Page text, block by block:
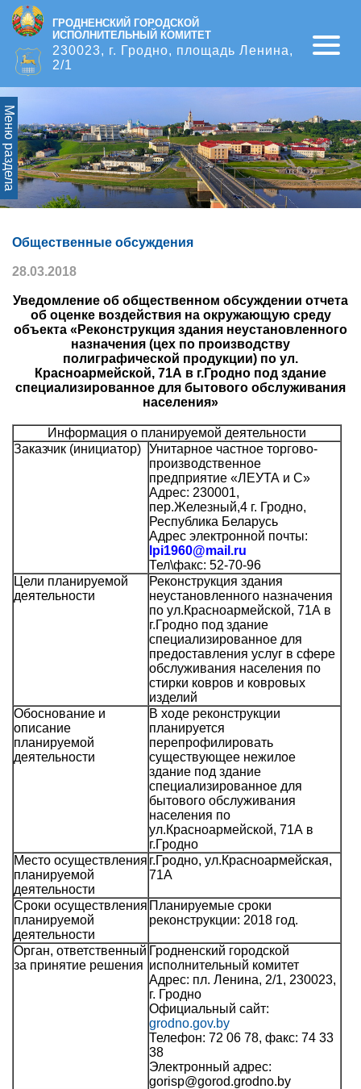
ГРОДНЕНСКИЙ ГОРОДСКОЙ
ИСПОЛНИТЕЛЬНЫЙ КОМИТЕТ
230023, г. Гродно, площадь Ленина,
2/1
Open
Меню раздела
Общественные обсуждения
28.03.2018
Уведомление об общественном обсуждении отчета
об оценке воздействия на окружающую среду
объекта «Реконструкция здания неустановленного
назначения (цех по производству
полиграфической продукции) по ул.
Красноармейской, 71А в г.Гродно под здание
специализированное для бытового обслуживания
населения»
Информация о планируемой деятельности
Заказчик (инициатор) Унитарное частное торгово-
производственное
предприятие «ЛЕУТА и С»
Адрес: 230001,
пер.Железный,4 г. Гродно,
Республика Беларусь
Адрес электронной почты:
lpi1960@mail.ru
Тел\факс: 52-70-96
Цели планируемой
деятельности
Реконструкция здания
неустановленного назначения
по ул.Красноармейской, 71А в
г.Гродно под здание
специализированное для
предоставления услуг в сфере
обслуживания населения по
стирки ковров и ковровых
изделий
Обоснование и
описание
планируемой
деятельности
В ходе реконструкции
планируется
перепрофилировать
существующее нежилое
здание под здание
специализированное для
бытового обслуживания
населения по
ул.Красноармейской, 71А в
г.Гродно
Место осуществления
планируемой
деятельности
г.Гродно, ул.Красноармейская,
71А
Сроки осуществления
планируемой
деятельности
Планируемые сроки
реконструкции: 2018 год.
Орган, ответственный
за принятие решения
Гродненский городской
исполнительный комитет
Адрес: пл. Ленина, 2/1, 230023,
г. Гродно
Официальный сайт:
grodno.gov.by
Телефон: 72 06 78, факс: 74 33
38
Электронный адрес:
gorisp@gorod.grodno.by